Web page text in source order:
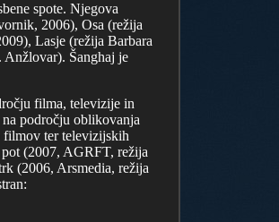
spote. Njegova
2006), Osa (režija
Lasje (režija Barbara
Šanghaj je
filma, televizije in
področju oblikovanja
filmov ter televizijskih
(2007, AGRFT, režija
(2006, Arsmedia, režija